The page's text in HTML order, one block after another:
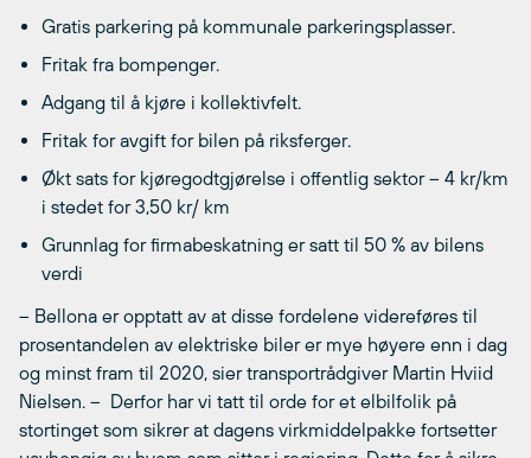
Gratis parkering på kommunale parkeringsplasser.
Fritak fra bompenger.
Adgang til å kjøre i kollektivfelt.
Fritak for avgift for bilen på riksferger.
Økt sats for kjøregodtgjørelse i offentlig sektor – 4 kr/km
i stedet for 3,50 kr/ km
Grunnlag for firmabeskatning er satt til 50 % av bilens
verdi
– Bellona er opptatt av at disse fordelene videreføres til
prosentandelen av elektriske biler er mye høyere enn i dag
og minst fram til 2020, sier transportrådgiver Martin Hviid
Nielsen. – Derfor har vi tatt til orde for et elbilfolik på
stortinget som sikrer at dagens virkmiddelpakke fortsetter